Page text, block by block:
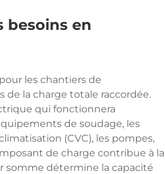
besoins en
les chantiers de
de la charge totale raccordée.
qui fonctionnera
de soudage, les
(CVC), les pompes,
de charge contribue à la
somme détermine la capacité